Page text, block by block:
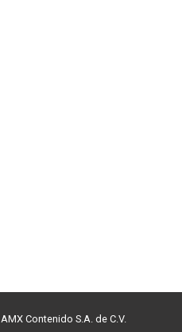
AMX Contenido S.A. de C.V.